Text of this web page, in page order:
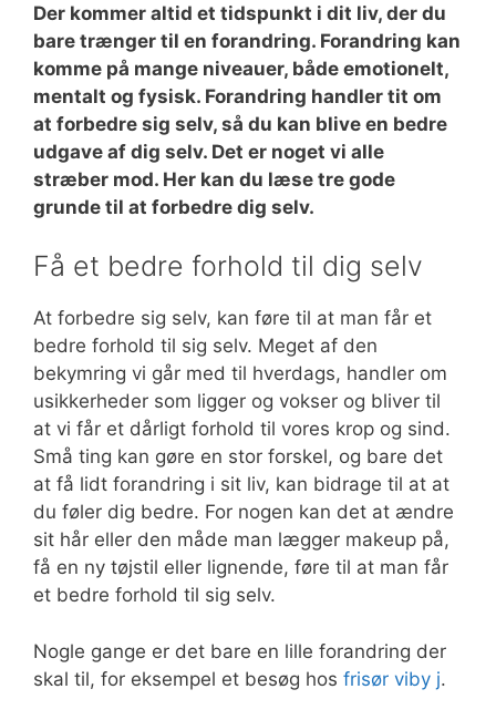
Der kommer altid et tidspunkt i dit liv, der du
bare trænger til en forandring. Forandring kan
komme på mange niveauer, både emotionelt,
mentalt og fysisk. Forandring handler tit om
at forbedre sig selv, så du kan blive en bedre
udgave af dig selv. Det er noget vi alle
stræber mod. Her kan du læse tre gode
grunde til at forbedre dig selv.
Få et bedre forhold til dig selv
At forbedre sig selv, kan føre til at man får et
bedre forhold til sig selv. Meget af den
bekymring vi går med til hverdags, handler om
usikkerheder som ligger og vokser og bliver til
at vi får et dårligt forhold til vores krop og sind.
Små ting kan gøre en stor forskel, og bare det
at få lidt forandring i sit liv, kan bidrage til at at
du føler dig bedre. For nogen kan det at ændre
sit hår eller den måde man lægger makeup på,
få en ny tøjstil eller lignende, føre til at man får
et bedre forhold til sig selv.
Nogle gange er det bare en lille forandring der
skal til, for eksempel et besøg hos frisør viby j.